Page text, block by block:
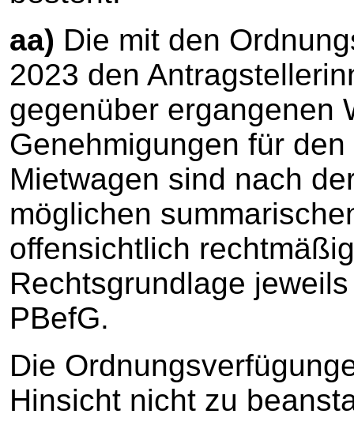
aa) Die mit den
2023 den
gegenüber ergangenen
Genehmigungen für
Mietwagen sind nach
möglichen
offensichtlich
Rechtsgrundlage
PBefG.
Die
Hinsicht nicht zu